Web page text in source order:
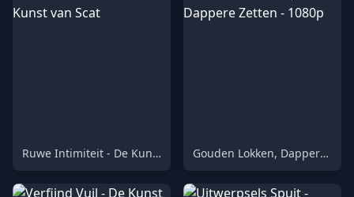
Ruwe Intimiteit - De Kunst van Scat Gouden Lokken, Dappere Zetten - 1080p